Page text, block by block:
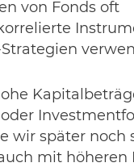
von Fonds oft
wir später noch
mit höheren